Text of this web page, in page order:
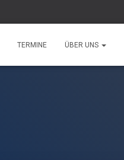
TERMINE ÜBER UNS